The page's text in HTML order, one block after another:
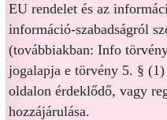
EU rendelet és az
információ-szabadságról
(továbbiakban: Info
jogalapja e törvény 5. §
oldalon érdeklődő, vagy
hozzájárulása.